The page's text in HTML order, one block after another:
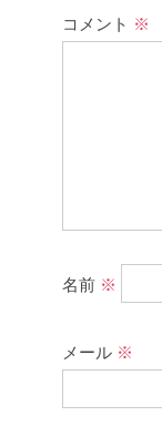
コメント ※
名前 ※
メール ※